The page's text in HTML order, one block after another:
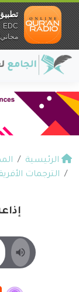
الرئيسية
الترجمات
EDC
مجانيundefined